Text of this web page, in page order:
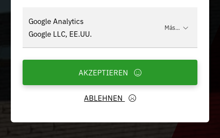
Google Analytics
Google LLC, EE.UU.
Más...
ABLEHNEN
AKZEPTIEREN